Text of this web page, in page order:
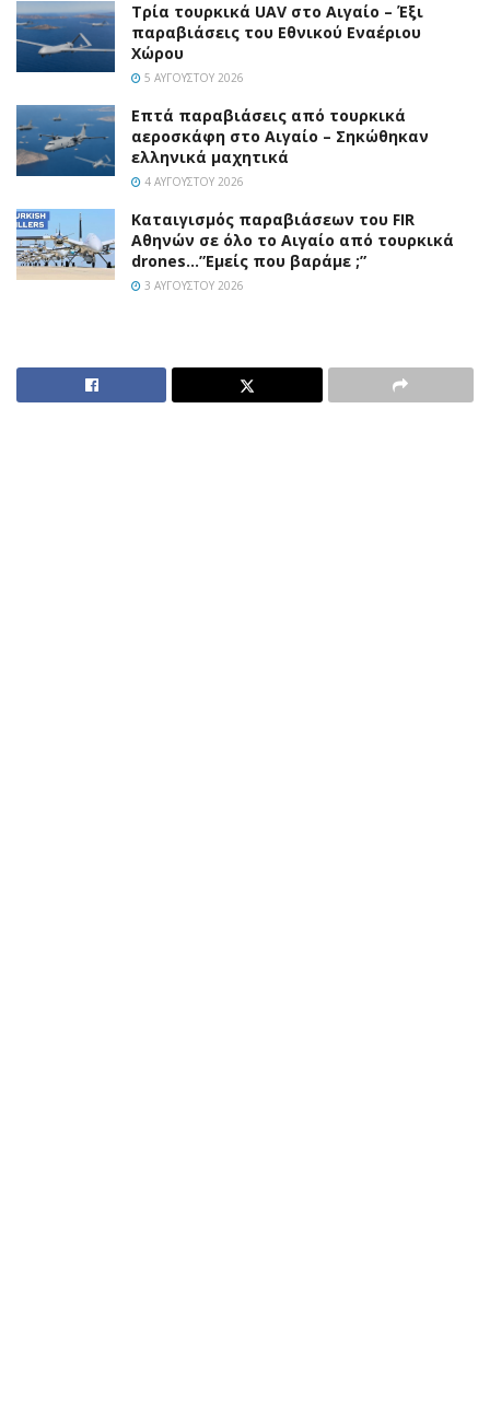
Τρία τουρκικά UAV στο Αιγαίο – Έξι
παραβιάσεις του Εθνικού Εναέριου
Χώρου
5 ΑΥΓΟΎΣΤΟΥ 2026
Επτά παραβιάσεις από τουρκικά
αεροσκάφη στο Αιγαίο – Σηκώθηκαν
ελληνικά μαχητικά
4 ΑΥΓΟΎΣΤΟΥ 2026
Καταιγισμός παραβιάσεων του FIR
Αθηνών σε όλο το Αιγαίο από τουρκικά
drones…”Εμείς που βαράμε ;”
3 ΑΥΓΟΎΣΤΟΥ 2026